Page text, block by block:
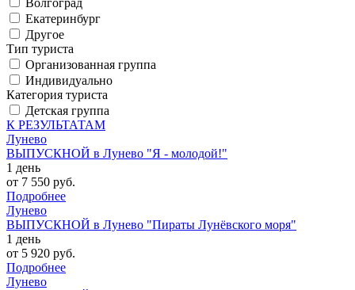
Екатеринбург
Другое
Тип туриста
Организованная группа
Индивидуально
Категория туриста
Детская группа
К РЕЗУЛЬТАТАМ
Лунево
ВЫПУСКНОЙ в Лунево "Я - молодой!"
1 день
от 7 550 руб.
Подробнее
Лунево
ВЫПУСКНОЙ в Лунево "Пираты Лунёвского моря"
1 день
от 5 920 руб.
Подробнее
Лунево